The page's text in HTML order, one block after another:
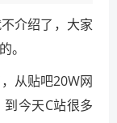
介绍了，大家
。
从贴吧20W网
今天C站很多